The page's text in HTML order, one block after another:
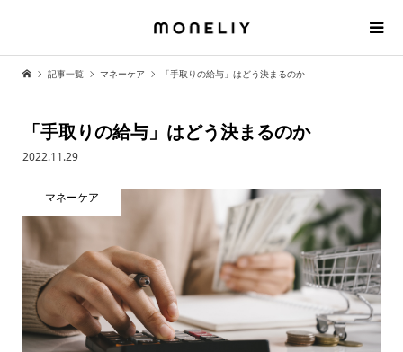
記事一覧 マネーケア 「手取りの給与」はどう決まるのか
「手取りの給与」はどう決まるのか
2022.11.29
マネーケア